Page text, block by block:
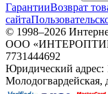
ГарантииВозврат
сайта
© 1998–2026
ООО
7731444692
Юридический адрес:
Молодогвардейская,